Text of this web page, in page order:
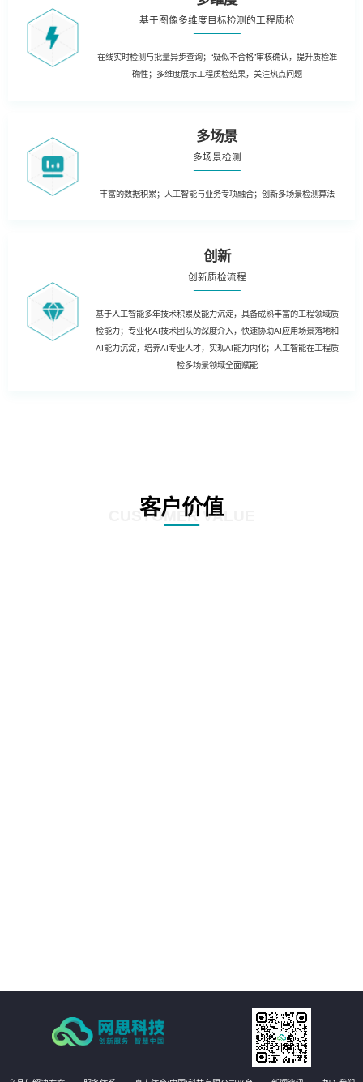
基于图像多维度目标检测的工程质检
在线实时检测与批量异步查询；“疑似不合格”审核确认，提升质检准
确性；多维度展示工程质检结果，关注热点问题
多场景
多场景检测
丰富的数据积累；人工智能与业务专项融合；创新多场景检测算法
创新
创新质检流程
基于人工智能多年技术积累及能力沉淀，具备成熟丰富的工程领域质
检能力；专业化AI技术团队的深度介入，快速协助AI应用场景落地和
AI能力沉淀，培养AI专业人才，实现AI能力内化；人工智能在工程质
检多场景领域全面赋能
客户价值
CUSTOMER VALUE